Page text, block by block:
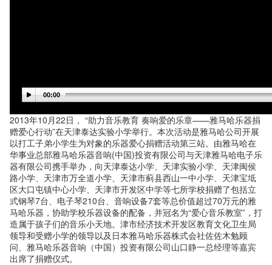
00:00
2013年10月22日， “助力音乐教育 奏响爱的乐章——雅马哈乐器捐
赠爱心行动”在天津泰达实验小学举行。本次活动是雅马哈公司开展
以打工子弟小学生为对象的乐器爱心捐赠活动第三站。由雅马哈在
华事业总部雅马哈乐器音响(中国)投资有限公司与天津雅马哈电子乐
器有限公司携手举办，向天津泰达小学、天津实验小学、天津闽侯
路小学、天津市万全道小学、天津市蓟县西山一中小学、天津宝坻
区大口屯镇中心小学、天津市开发区中学等七所学校捐赠了包括立
式钢琴7台、电子琴210台、音响设备7套等总价值超过70万元的雅
马哈乐器，协助学校乐器设备的配备，并冠名为“爱心音乐教室”，打
造属于孩子们的音乐小天地。津市经济技术开发区教育文化卫生局
领导和受赠小学的领导以及日本雅马哈乐器株式会社佐佐木勉顾
问、雅马哈乐器音响（中国）投资有限公司山口静一总经理等嘉宾
出席了捐赠仪式。